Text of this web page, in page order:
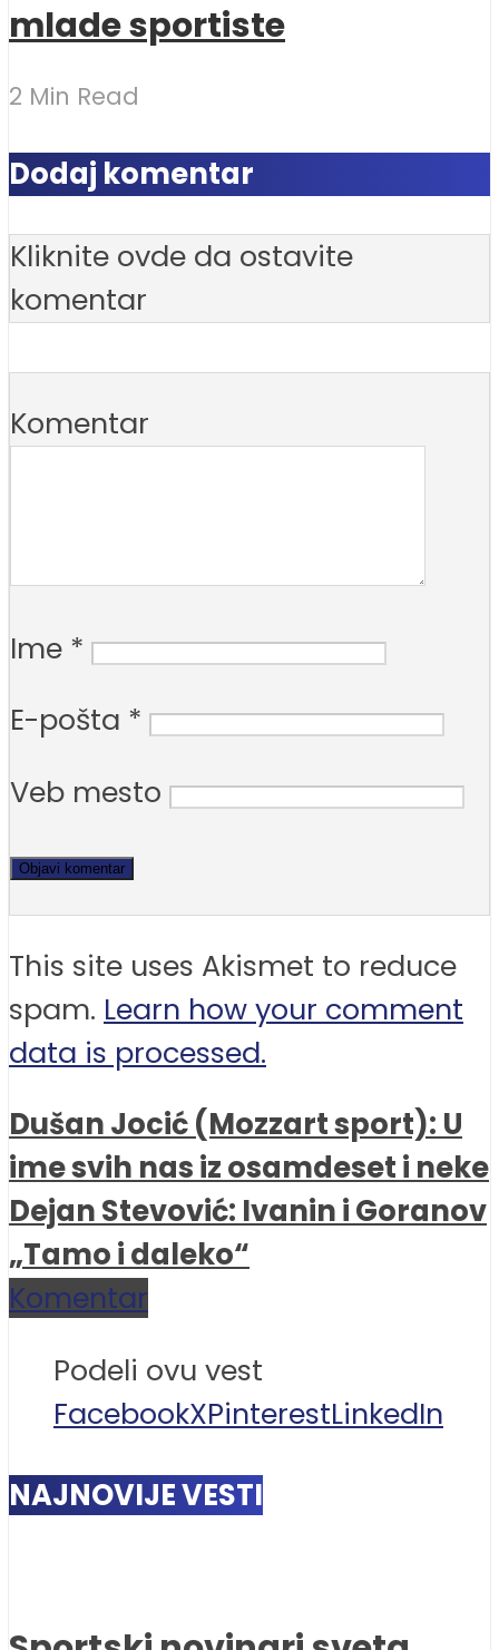
mlade sportiste
2 Min Read
Dodaj komentar
Kliknite ovde da ostavite
komentar
Komentar
Ime *
E-pošta *
Veb mesto
This site uses Akismet to reduce
spam. Learn how your comment
data is processed.
Dušan Jocić (Mozzart sport): U
ime svih nas iz osamdeset i neke
Dejan Stevović: Ivanin i Goranov
„Tamo i daleko“
Komentar
Podeli ovu vest
FacebookXPinterestLinkedIn
NAJNOVIJE VESTI